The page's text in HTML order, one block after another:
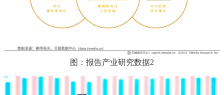
图：报告产业研究数据2